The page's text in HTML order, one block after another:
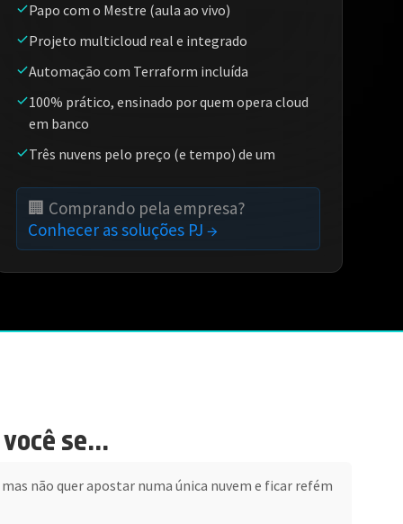
Papo com o Mestre (aula ao vivo)
Projeto multicloud real e integrado
Automação com Terraform incluída
100% prático, ensinado por quem opera cloud
em banco
Três nuvens pelo preço (e tempo) de um
🏢 Comprando pela empresa?
Conhecer as soluções PJ →
se...
não quer apostar numa única nuvem e ficar refém